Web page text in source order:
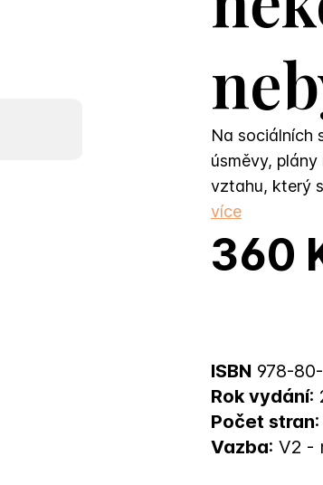
Na sociálních
úsměvy,
vztahu, který
více
360
ISBN 978-
Rok vydání:
Počet stran
Vazba: V2 -